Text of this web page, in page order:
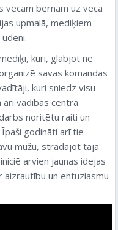
vecam bērnam uz veca
upmalā, mediķiem
kuri, glābjot ne
savas komandas
kuri sniedz visu
vadības centra
noritētu raiti un
godināti arī tie
mūžu, strādājot tajā
arvien jaunas idejas
aizrautību un entuziasmu